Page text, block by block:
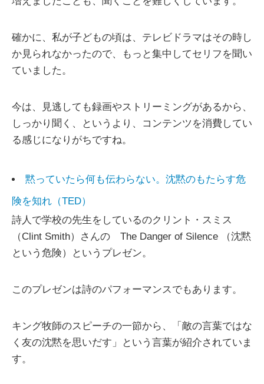
確かに、私が子どもの頃は、テレビドラマはその時し
か見られなかったので、もっと集中してセリフを聞い
ていました。
今は、見逃しても録画やストリーミングがあるから、
しっかり聞く、というより、コンテンツを消費してい
る感じになりがちですね。
黙っていたら何も伝わらない。沈黙のもたらす危
険を知れ（TED）
詩人で学校の先生をしているのクリント・スミス
（Clint Smith）さんの The Danger of Silence （沈黙
という危険）というプレゼン。
このプレゼンは詩のパフォーマンスでもあります。
キング牧師のスピーチの一節から、「敵の言葉ではな
く友の沈黙を思いだす」という言葉が紹介されていま
す。